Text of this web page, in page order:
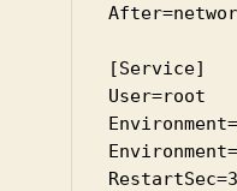
[Service]
User=root